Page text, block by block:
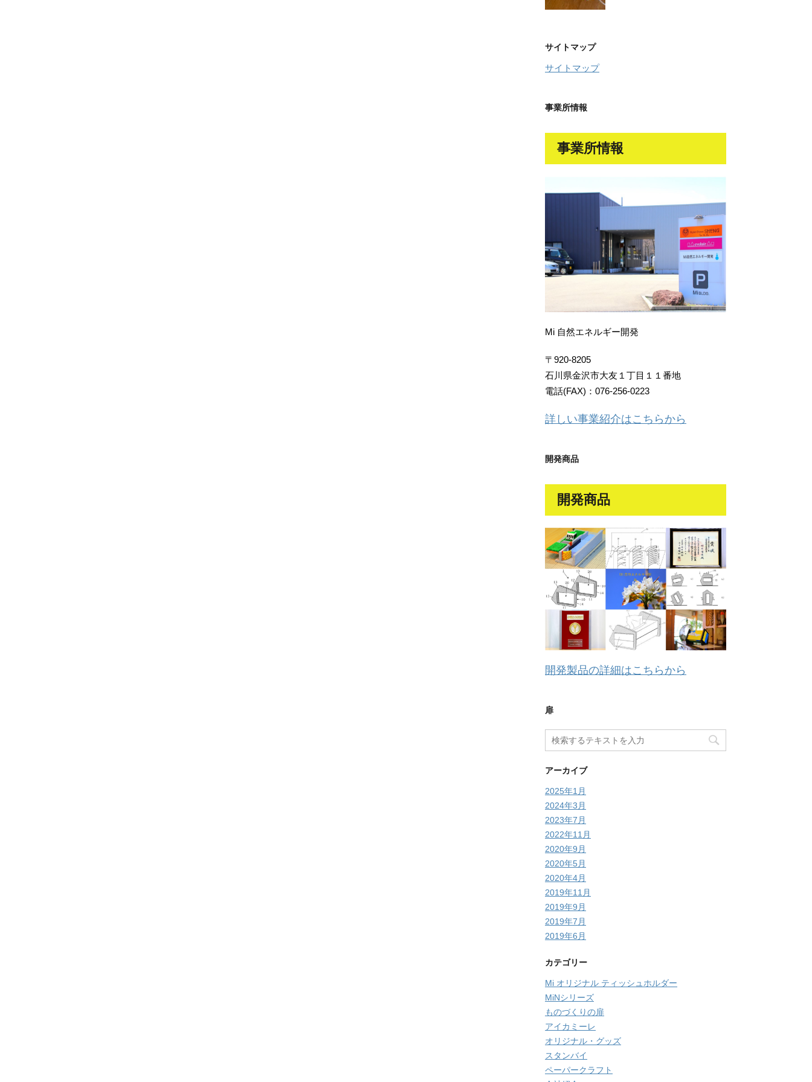
サイトマップ
サイトマップ
事業所情報
事業所情報
Mi 自然エネルギー開発
〒920-8205
石川県金沢市大友１丁目１１番地
電話(FAX)：076-256-0223
詳しい事業紹介はこちらから
開発商品
開発商品
開発製品の詳細はこちらから
扉
アーカイブ
2025年1月
2024年3月
2023年7月
2022年11月
2020年9月
2020年5月
2020年4月
2019年11月
2019年9月
2019年7月
2019年6月
カテゴリー
Mi オリジナル ティッシュホルダー
MiNシリーズ
ものづくりの扉
アイカミーレ
オリジナル・グッズ
スタンバイ
ペーパークラフト